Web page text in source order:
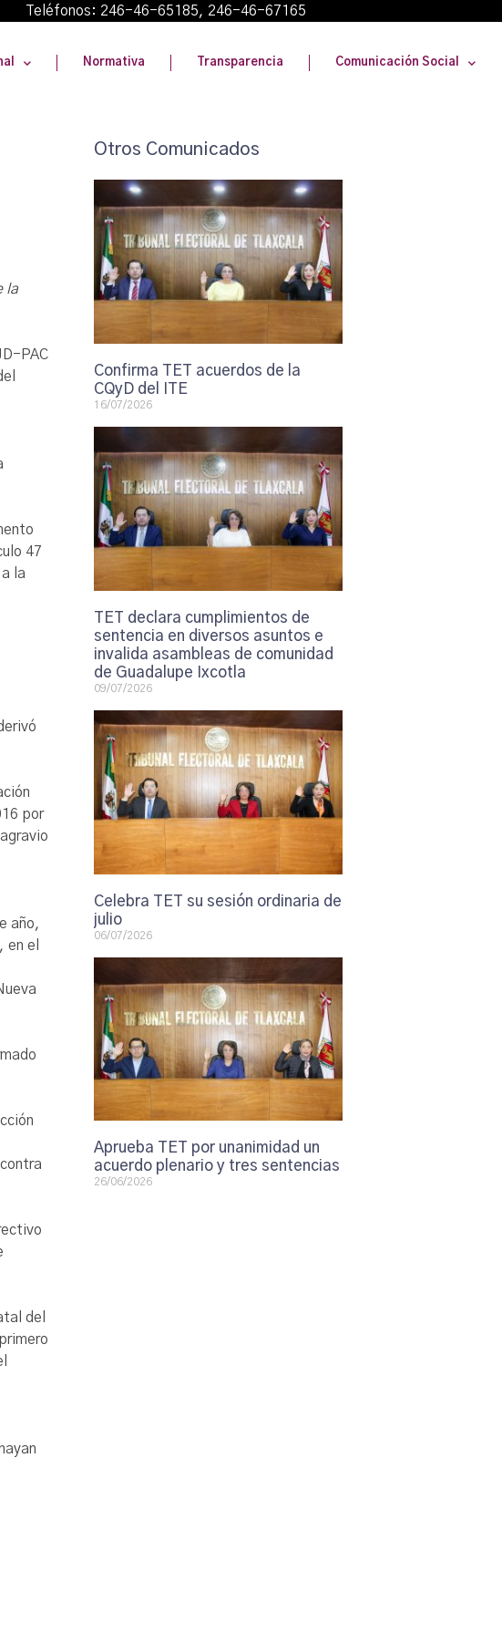
246-46-65185, 246-46-67165
Normativa Transparencia Comunicación Social
la
PAC
47
la
por
año,
el
del
Otros Comunicados
Confirma TET acuerdos de la
CQyD del ITE
16/07/2026
TET declara cumplimientos de
sentencia en diversos asuntos e
invalida asambleas de comunidad
de Guadalupe Ixcotla
09/07/2026
Celebra TET su sesión ordinaria de
julio
06/07/2026
Aprueba TET por unanimidad un
acuerdo plenario y tres sentencias
26/06/2026